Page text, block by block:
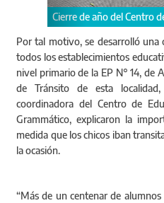
de año del Centro de Educación Vial
Por tal motivo, se desarrolló una
todos los establecimientos
nivel primario de la EP N° 14, de
de Tránsito de esta
coordinadora del Centro de
Grammático, explicaron la
medida que los chicos iban
la ocasión.
“Más de un centenar de